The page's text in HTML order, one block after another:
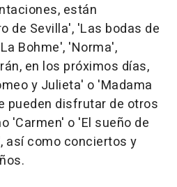
están
de Sevilla', 'Las bodas de
Bohme', 'Norma',
en los próximos días,
y Julieta' o 'Madama
pueden disfrutar de otros
'Carmen' o 'El sueño de
así como conciertos y